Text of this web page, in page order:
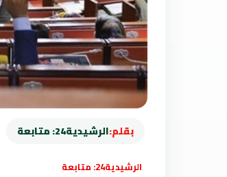
بقلم:الرشيدية24: متابعة
الرشيدية24: متابعة